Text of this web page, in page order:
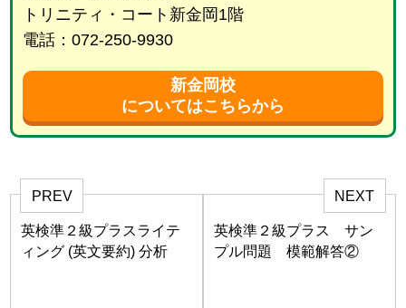
トリニティ・コート新金岡1階
電話：072-250-9930
新金岡校
についてはこちらから
PREV
英検準２級プラスライテ
ィング (英文要約) 分析
NEXT
英検準２級プラス サン
プル問題 模範解答②